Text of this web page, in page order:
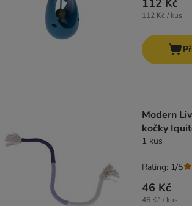
112 Kč
112 Kč / kus
Modern
kočky
1 kus
46 Kč
46 Kč / kus
Rating: 1/5